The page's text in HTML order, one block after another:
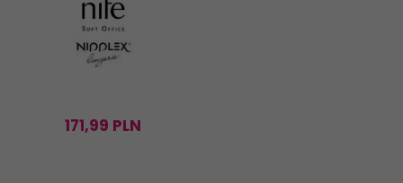
171,99 PLN